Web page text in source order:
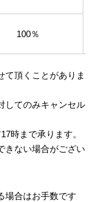
100％
て頂くことがありま
してのみキャンセル
時まで承ります。
きない場合がござい
場合はお手数です